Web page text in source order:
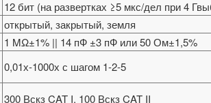
12 бит (на развертках ≥5 мкс/дел при 4
открытый, закрытый, земля
1 MΩ±1% || 14 пФ ±3 пФ или 50 Ом±1,5%
0,01х-1000х с шагом 1-2-5
300 Вскз CAT I, 100 Вскз CAT II